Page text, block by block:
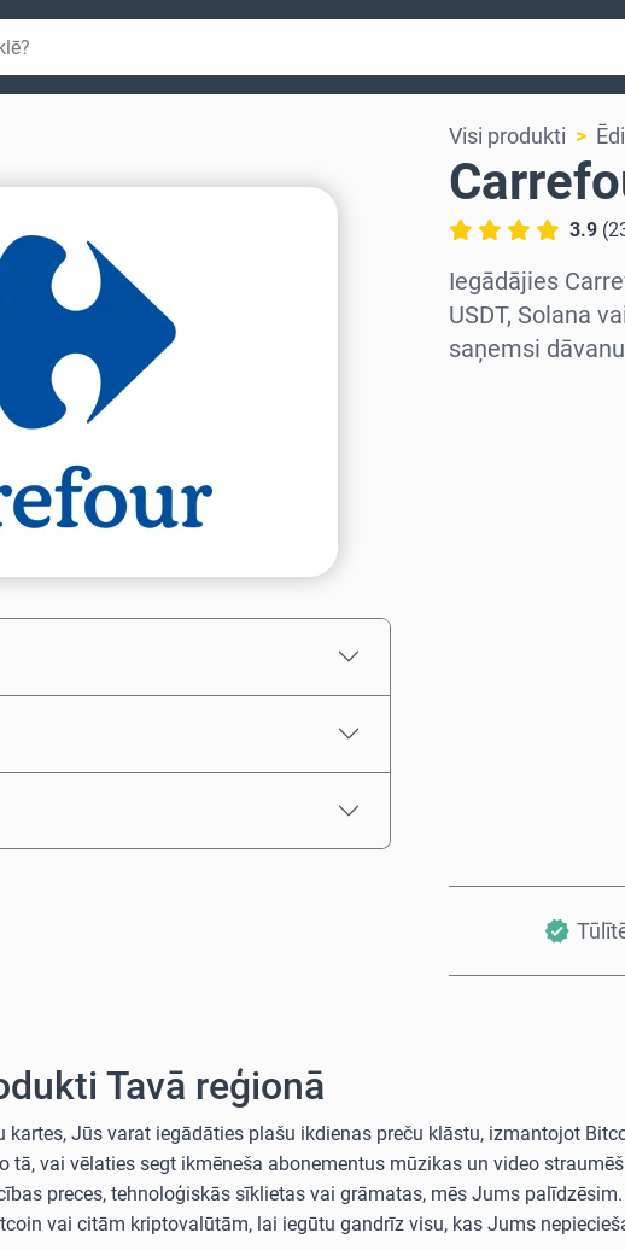
Visi produkti
3.9 (
Iegādājies
USDT, Solana
saņemsi
Tavā reģionā
Jūs varat iegādāties plašu ikdienas preču klāstu, izmantojot
tā, vai vēlaties segt ikmēneša abonementus mūzikas un video
preces, tehnoloģiskās sīklietas vai grāmatas, mēs Jums
vai citām kriptovalūtām, lai iegūtu gandrīz visu, kas Jums